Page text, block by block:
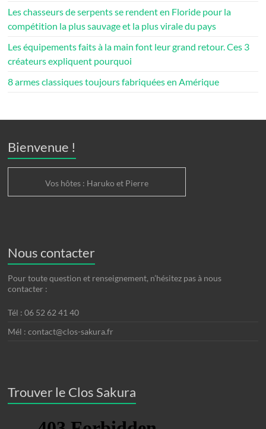
Les chasseurs de serpents se rendent en Floride pour la
compétition la plus sauvage et la plus virale du pays
Les équipements faits à la main font leur grand retour. Ces 3
créateurs expliquent pourquoi
8 armes classiques toujours fabriquées en Amérique
Bienvenue !
Vos hôtes : Haruko et Pierre
Nous contacter
Pour toute question et renseignement, n’hésitez pas à nous
contacter :
Tél : 06 52 62 41 40
Mél : contact@clos-sakura.fr
Trouver le Clos Sakura